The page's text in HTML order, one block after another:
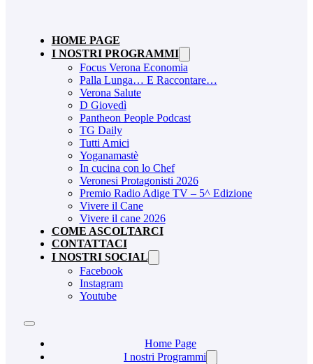
HOME PAGE
I NOSTRI PROGRAMMI
Focus Verona Economia
Palla Lunga… E Raccontare…
Verona Salute
D Giovedì
Pantheon People Podcast
TG Daily
Tutti Amici
Yoganamastè
In cucina con lo Chef
Veronesi Protagonisti 2026
Premio Radio Adige TV – 5^ Edizione
Vivere il Cane
Vivere il cane 2026
COME ASCOLTARCI
CONTATTACI
I NOSTRI SOCIAL
Facebook
Instagram
Youtube
Home Page
I nostri Programmi